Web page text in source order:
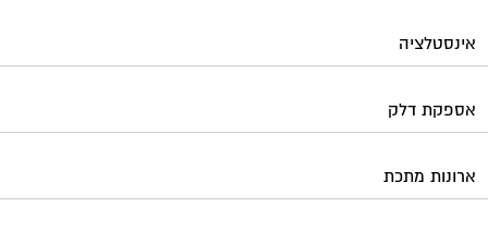
אינסטלציה
אספקת דלק
ארונות מתכת